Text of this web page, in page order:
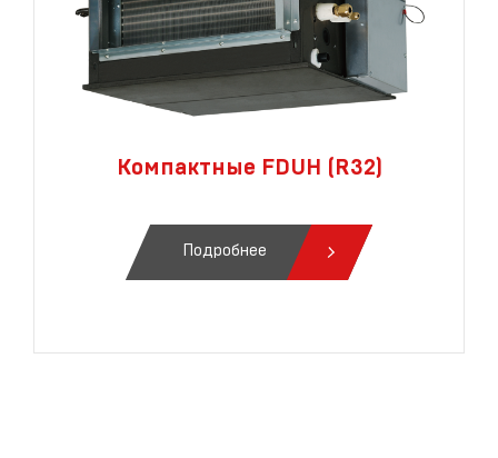
Компактные FDUH (R32)
Подробнее